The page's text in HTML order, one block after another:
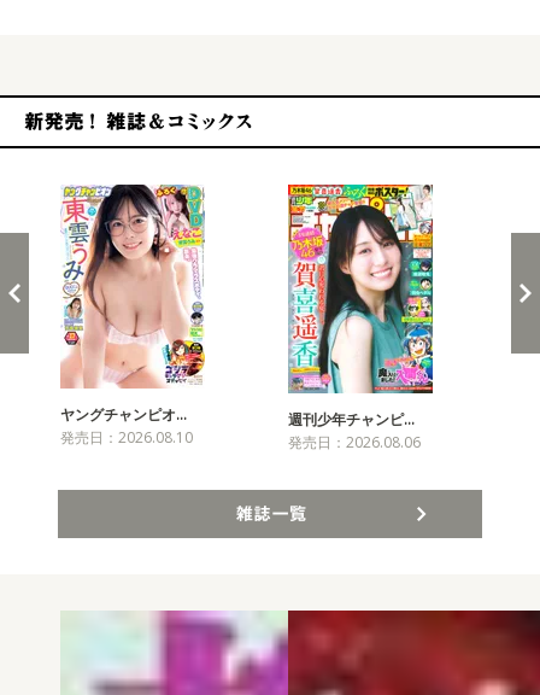
ヤングチャンピオ…
発売日：2026.08.10
週刊少年チャンピ…
発売日：2026.08.06